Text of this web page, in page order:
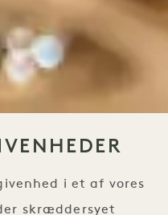
i et af vores
skræddersyet